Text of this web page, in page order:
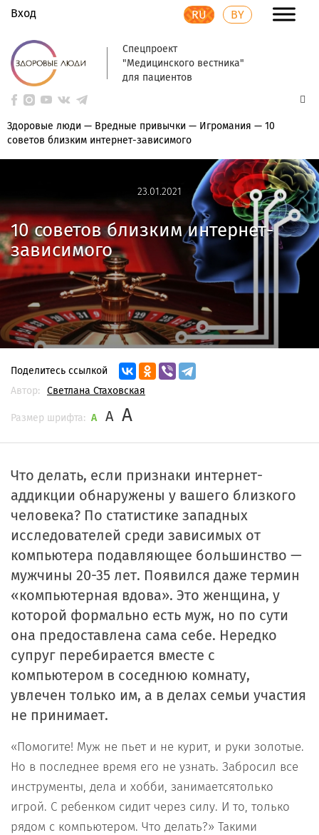
Вход RU BY
Спецпроект
"Медицинского вестника"
для пациентов
Здоровые люди — Вредные привычки — Игромания — 10
советов близким интернет-зависимого
23.01.2021
10 советов близким интернет-
зависимого
Поделитесь ссылкой
Автор:
Светлана Стаховская
Размер шрифта: A A A
Что делать, если признаки интернет-
аддикции обнаружены у вашего близкого
человека? По статистике западных
исследователей среди зависимых от
компьютера подавляющее большинство —
мужчины 20-35 лет. Появился даже термин
«компьютерная вдова». Это женщина, у
которой формально есть муж, но по сути
она предоставлена сама себе. Нередко
супруг перебирается вместе с
компьютером в соседнюю комнату,
увлечен только им, а в делах семьи участия
не принимает.
«Помогите! Муж не пьет и не курит, и руки золотые.
Но в последнее время его не узнать. Забросил все
инструменты, дела и хобби, занимаетсятолько
игрой. С ребенком сидит через силу. И то, только
рядом с компьютером. Что делать?» Такими